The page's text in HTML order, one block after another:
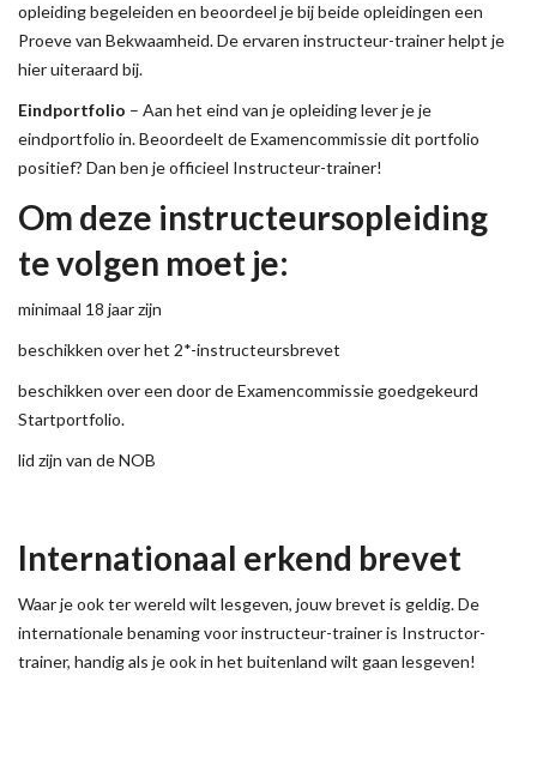
opleiding begeleiden en beoordeel je bij beide opleidingen een
Proeve van Bekwaamheid. De ervaren instructeur-trainer helpt je
hier uiteraard bij.
Eindportfolio – Aan het eind van je opleiding lever je je
eindportfolio in. Beoordeelt de Examencommissie dit portfolio
positief? Dan ben je officieel Instructeur-trainer!
Om deze instructeursopleiding
te volgen moet je:
minimaal 18 jaar zijn
beschikken over het 2*-instructeursbrevet
beschikken over een door de Examencommissie goedgekeurd
Startportfolio.
lid zijn van de NOB
Internationaal erkend brevet
Waar je ook ter wereld wilt lesgeven, jouw brevet is geldig. De
internationale benaming voor instructeur-trainer is Instructor-
trainer, handig als je ook in het buitenland wilt gaan lesgeven!